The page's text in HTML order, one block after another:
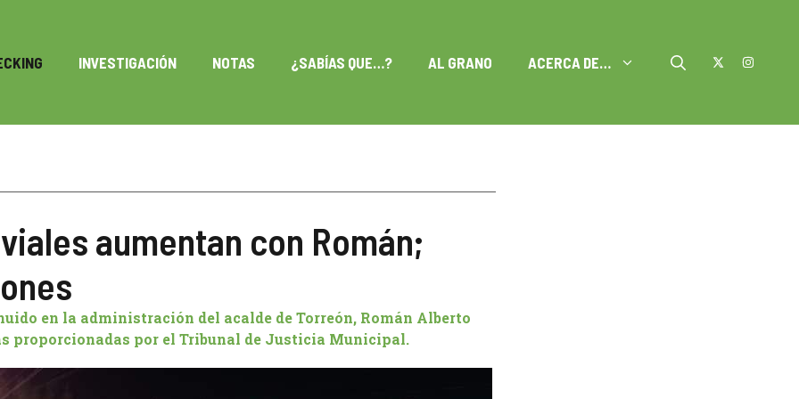
INVESTIGACIÓN NOTAS ¿SABÍAS QUE…? AL GRANO ACERCA DE…
aumentan con Román;
en la administración del acalde de Torreón, Román Alberto
proporcionadas por el Tribunal de Justicia Municipal.